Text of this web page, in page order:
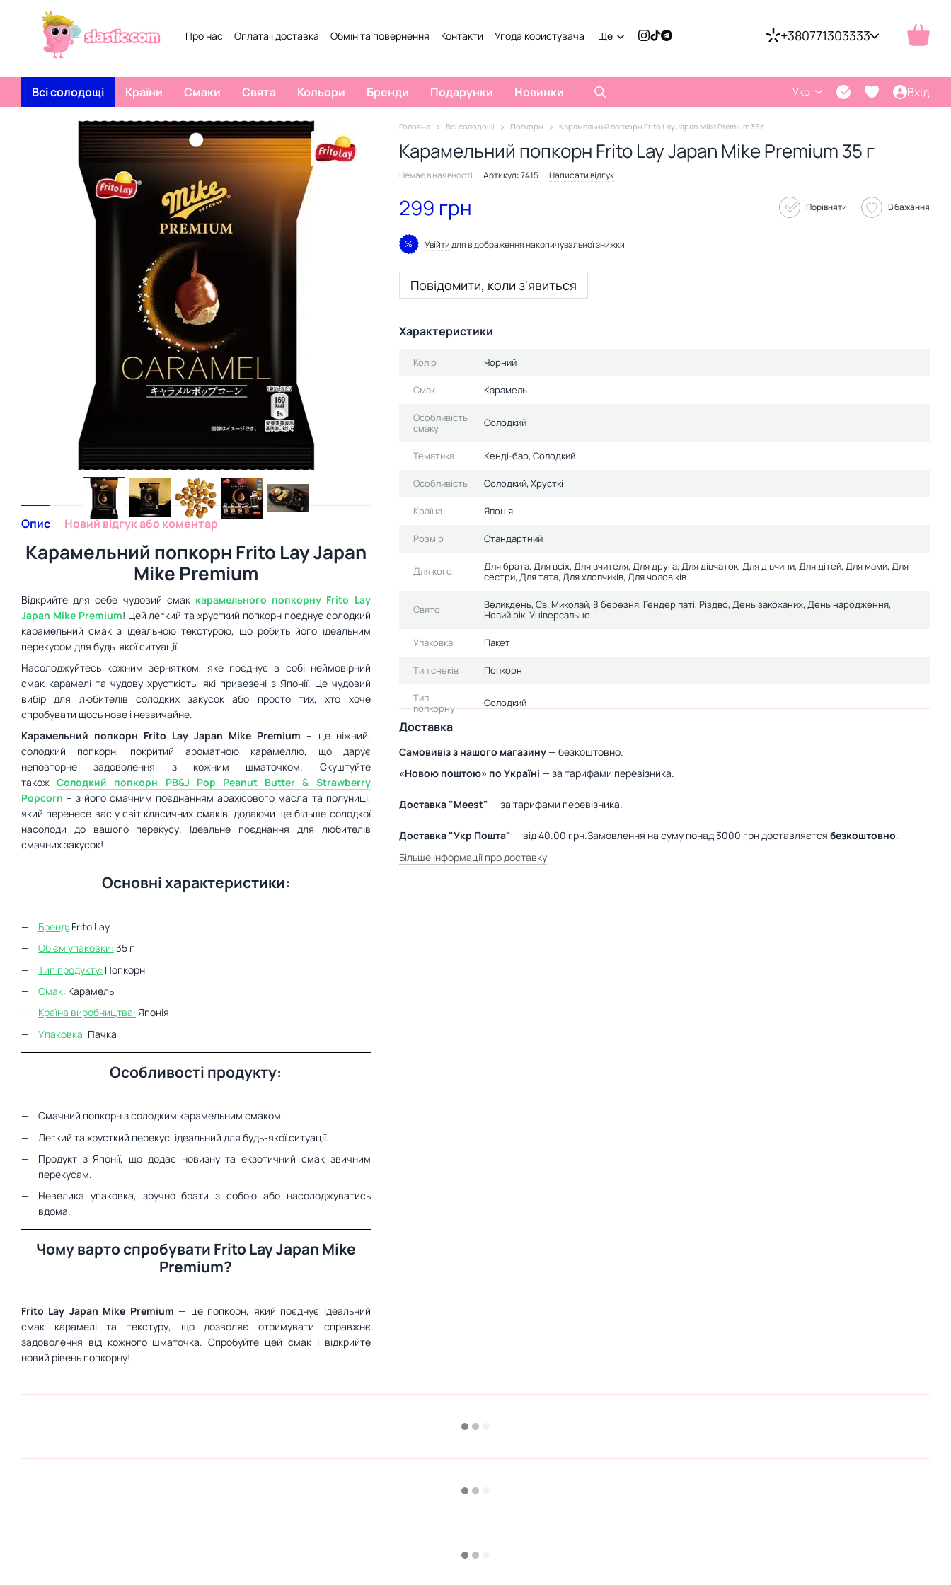
Перейти к основному контенту
Про нас
Оплата і доставка Обмін та повернення Контакти Угода користувача Ще +380771303333
Всі солодощі Країни Смаки Свята Кольори Бренди Подарунки Новинки Укр Вхід
Опис Новий відгук або коментар
Карамельний попкорн Frito Lay Japan
Mike Premium
Відкрийте для себе чудовий смак карамельного попкорну Frito Lay
Japan Mike Premium! Цей легкий та хрусткий попкорн поєднує солодкий
карамельний смак з ідеальною текстурою, що робить його ідеальним
перекусом для будь-якої ситуації.
Насолоджуйтесь кожним зернятком, яке поєднує в собі неймовірний
смак карамелі та чудову хрусткість, які привезені з Японії. Це чудовий
вибір для любителів солодких закусок або просто тих, хто хоче
спробувати щось нове і незвичайне.
Карамельний попкорн Frito Lay Japan Mike Premium – це ніжний,
солодкий попкорн, покритий ароматною карамеллю, що дарує
неповторне задоволення з кожним шматочком. Скуштуйте
такожСолодкий попкорн PB&J Pop Peanut Butter & Strawberry
Popcorn – з його смачним поєднанням арахісового масла та полуниці,
який перенесе вас у світ класичних смаків, додаючи ще більше солодкої
насолоди до вашого перекусу. Ідеальне поєднання для любителів
смачних закусок!
Основні характеристики:
Бренд: Frito Lay
Об'єм упаковки: 35 г
Тип продукту: Попкорн
Смак: Карамель
Країна виробництва: Японія
Упаковка: Пачка
Особливості продукту:
Смачний попкорн з солодким карамельним смаком.
Легкий та хрусткий перекус, ідеальний для будь-якої ситуації.
Продукт з Японії, що додає новизну та екзотичний смак звичним
перекусам.
Невелика упаковка, зручно брати з собою або насолоджуватись
вдома.
Чому варто спробувати Frito Lay Japan Mike
Premium?
Frito Lay Japan Mike Premium — це попкорн, який поєднує ідеальний
смак карамелі та текстуру, що дозволяє отримувати справжнє
задоволення від кожного шматочка. Спробуйте цей смак і відкрийте
новий рівень попкорну!
Головна Всі солодощі Попкорн Карамельний попкорн Frito Lay Japan Mike Premium 35 г
Карамельний попкорн Frito Lay Japan Mike Premium 35 г
Немає в наявності Артикул: 7415 Написати відгук
299 грн Порівняти В бажання
% Увійтидля відображення накопичувальної знижки
Повідомити, коли з'явиться
Характеристики
Колір Чорний
Смак Карамель
Особливість
смаку
Солодкий
Тематика Кенді-бар, Солодкий
Особливість Солодкий, Хрусткі
Країна Японія
Розмір Стандартний
Для кого
Для брата, Для всіх, Для вчителя, Для друга, Для дівчаток, Для дівчини, Для дітей, Для мами, Для
сестри, Для тата, Для хлопчиків, Для чоловіків
Свято
Великдень, Св. Миколай, 8 березня, Гендер паті, Різдво, День закоханих, День народження,
Новий рік, Універсальне
Упаковка Пакет
Тип снеків Попкорн
Тип
попкорну
Солодкий
Доставка
Самовивіз з нашого магазину— безкоштовно.
«Новою поштою» по Україні — за тарифами перевізника.
Доставка "Meest" — за тарифами перевізника.
Доставка "Укр Пошта" — від 40.00 грн.Замовлення на суму понад 3000 грн доставляєтся безкоштовно.
Більше інформації про доставку